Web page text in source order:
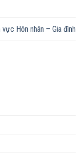
vực Hôn nhân – Gia đình